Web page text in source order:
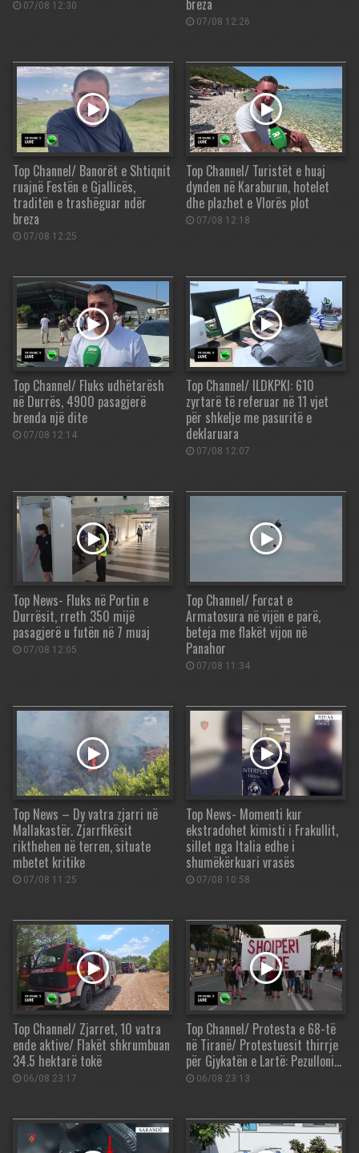
07/08 12:30 breza
07/08 12:26
Top Channel/ Banorët e Shtiqnit
ruajnë Festën e Gjallicës,
traditën e trashëguar ndër
breza
07/08 12:25
Top Channel/ Turistët e huaj
dynden në Karaburun, hotelet
dhe plazhet e Vlorës plot
07/08 12:18
Top Channel/ Fluks udhëtarësh
në Durrës, 4900 pasagjerë
brenda një dite
07/08 12:14
Top Channel/ ILDKPKI: 610
zyrtarë të referuar në 11 vjet
për shkelje me pasuritë e
deklaruara
07/08 12:07
Top News- Fluks në Portin e
Durrësit, rreth 350 mijë
pasagjerë u futën në 7 muaj
07/08 12:05
Top Channel/ Forcat e
Armatosura në vijën e parë,
beteja me flakët vijon në
Panahor
07/08 11:34
Top News – Dy vatra zjarri në
Mallakastër. Zjarrfikësit
rikthehen në terren, situate
mbetet kritike
07/08 11:25
Top News- Momenti kur
ekstradohet kimisti i Frakullit,
sillet nga Italia edhe i
shumëkërkuari vrasës
07/08 10:58
Top Channel/ Zjarret, 10 vatra
ende aktive/ Flakët shkrumbuan
34.5 hektarë tokë
06/08 23:17
Top Channel/ Protesta e 68-të
në Tiranë/ Protestuesit thirrje
për Gjykatën e Lartë: Pezulloni…
06/08 23:13